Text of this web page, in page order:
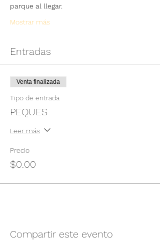
parque al llegar.
Mostrar más
Entradas
Venta finalizada
Tipo de entrada
PEQUES
Leer más
Precio
$0.00
Compartir este evento